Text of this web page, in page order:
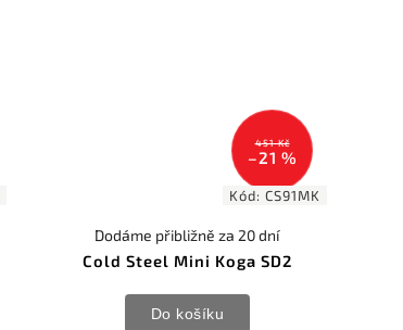
451 Kč
–21 %
Kód:CS91MK
Cold Steel Mini Koga SD2
Dodáme přibližně za 20 dní
Do košíku